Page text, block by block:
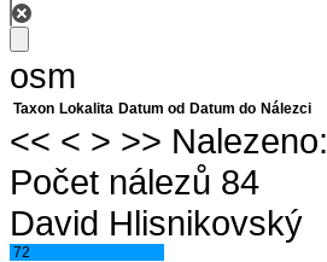
osm
Taxon Lokalita Datum od Datum do Nálezci
<< < > >> Nalezeno:
Počet nálezů 84
David Hlisnikovský
72